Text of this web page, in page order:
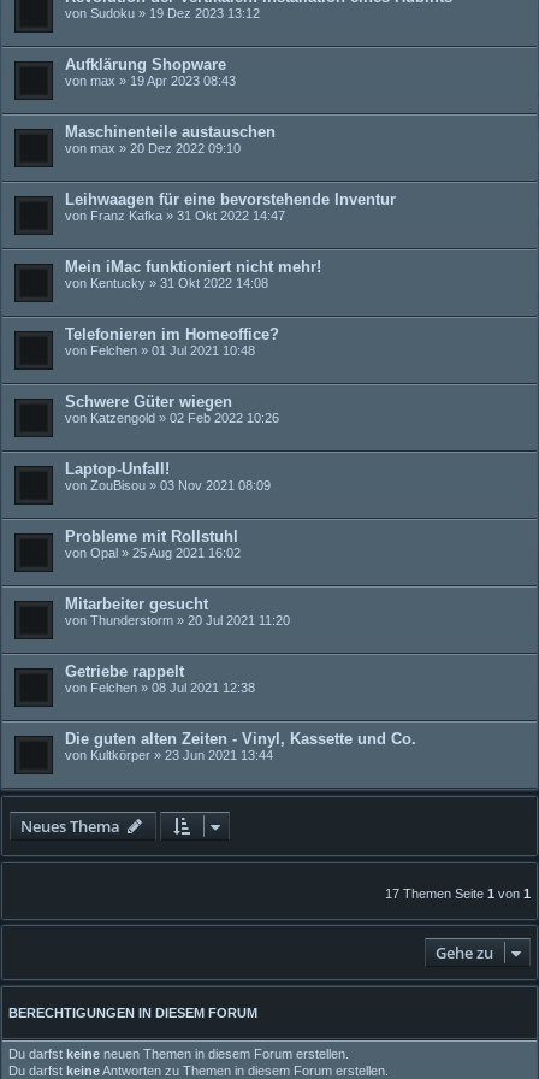
von Sudoku » 19 Dez 2023 13:12
Aufklärung Shopware
von max » 19 Apr 2023 08:43
Maschinenteile austauschen
von max » 20 Dez 2022 09:10
Leihwaagen für eine bevorstehende Inventur
von Franz Kafka » 31 Okt 2022 14:47
Mein iMac funktioniert nicht mehr!
von Kentucky » 31 Okt 2022 14:08
Telefonieren im Homeoffice?
von Felchen » 01 Jul 2021 10:48
Schwere Güter wiegen
von Katzengold » 02 Feb 2022 10:26
Laptop-Unfall!
von ZouBisou » 03 Nov 2021 08:09
Probleme mit Rollstuhl
von Opal » 25 Aug 2021 16:02
Mitarbeiter gesucht
von Thunderstorm » 20 Jul 2021 11:20
Getriebe rappelt
von Felchen » 08 Jul 2021 12:38
Die guten alten Zeiten - Vinyl, Kassette und Co.
von Kultkörper » 23 Jun 2021 13:44
Neues Thema
17 Themen Seite 1 von 1
Gehe zu
BERECHTIGUNGEN IN DIESEM FORUM
Du darfst keine neuen Themen in diesem Forum erstellen.
Du darfst keineAntworten zu Themen in diesem Forum erstellen.